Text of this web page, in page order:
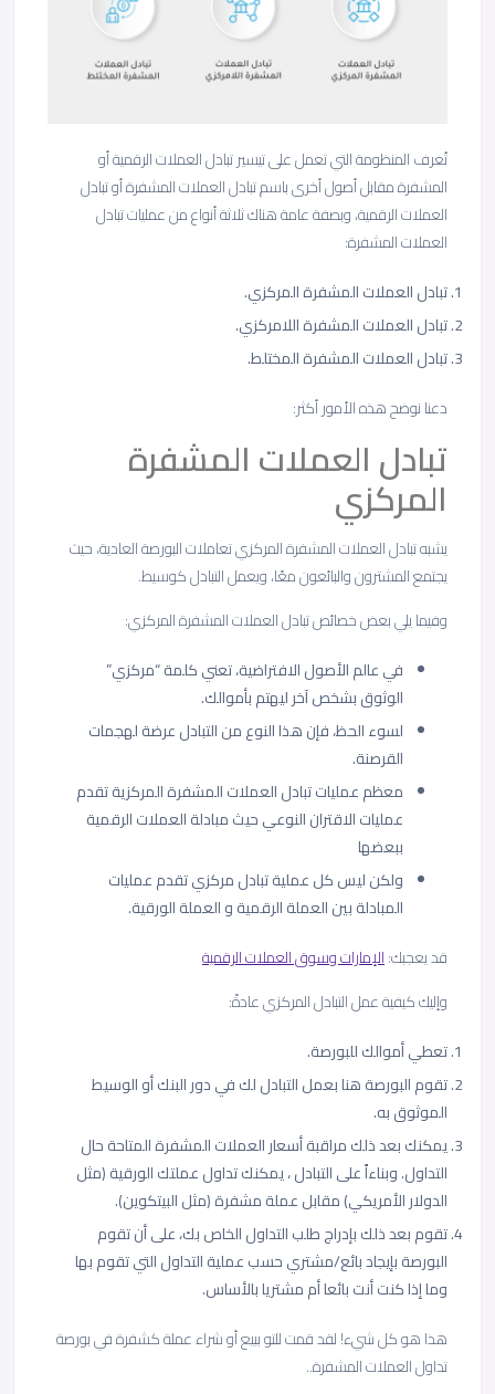
تُعرف المنظومة التي تعمل على تيسير تبادل العملات الرقمية أو
المشفرة مقابل أصول أخرى باسم تبادل العملات المشفرة أو تبادل
العملات الرقمية، وبصفة عامة هناك ثلاثة أنواع من عمليات تبادل
العملات المشفرة:
تبادل العملات المشفرة المركزي.
تبادل العملات المشفرة اللامركزي.
تبادل العملات المشفرة المختلط.
دعنا نوضح هذه الأمور أكثر:
تبادل العملات المشفرة
المركزي
يشبه تبادل العملات المشفرة المركزي تعاملات البورصة العادية، حيث
يجتمع المشترون والبائعون معًا، ويعمل التبادل كوسيط.
وفيما يلي بعض خصائص تبادل العملات المشفرة المركزي:
في عالم الأصول الافتراضية، تعني كلمة “مركزي”
الوثوق بشخص آخر ليهتم بأموالك.
لسوء الحظ، فإن هذا النوع من التبادل عرضة لهجمات
القرصنة.
معظم عمليات تبادل العملات المشفرة المركزية تقدم
عمليات الاقتران النوعي حيث مبادلة العملات الرقمية
ببعضها
ولكن ليس كل عملية تبادل مركزي تقدم عمليات
المبادلة بين العملة الرقمية و العملة الورقية.
قد يعجبك:الإمارات وسوق العملات الرقمية
وإليك كيفية عمل التبادل المركزي عادةً:
تعطي أموالك للبورصة.
تقوم البورصة هنا بعمل التبادل لك في دور البنك أو الوسيط
الموثوق به.
يمكنك بعد ذلك مراقبة أسعار العملات المشفرة المتاحة حال
التداول. وبناءاً على التبادل ، يمكنك تداول عملتك الورقية (مثل
الدولار الأمريكي) مقابل عملة مشفرة (مثل البيتكوين).
تقوم بعد ذلك بإدراج طلب التداول الخاص بك، على أن تقوم
البورصة بإيجاد بائع/مشتري حسب عملية التداول التي تقوم بها
وما إذا كنت أنت بائعا أم مشتريا بالأساس.
هذا هو كل شيء! لقد قمت للتو ببيع أو شراء عملة كشفرة في بورصة
تداول العملات المشفرة..